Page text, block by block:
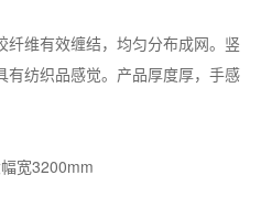
维有效缠结，均匀分布成网。竖
纺织品感觉。产品厚度厚，手感
宽3200mm